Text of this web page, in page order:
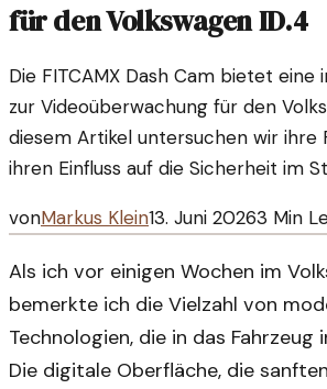
für den Volkswagen ID.4
Die FITCAMX Dash Cam bietet eine
zur Videoüberwachung für den
diesem Artikel untersuchen wir ihre
ihren Einfluss auf die Sicherheit im
vonMarkus Klein13. Juni 20263 Min
Als ich vor einigen Wochen im
bemerkte ich die Vielzahl von
Technologien, die in das
Die digitale Oberfläche, die